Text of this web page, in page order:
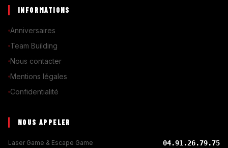
INFORMATIONS
Anniversaires
Team Building
Nous contacter
Mentions légales
Confidentialité
NOUS APPELER
Laser Game & Escape Game 04.91.26.79.75